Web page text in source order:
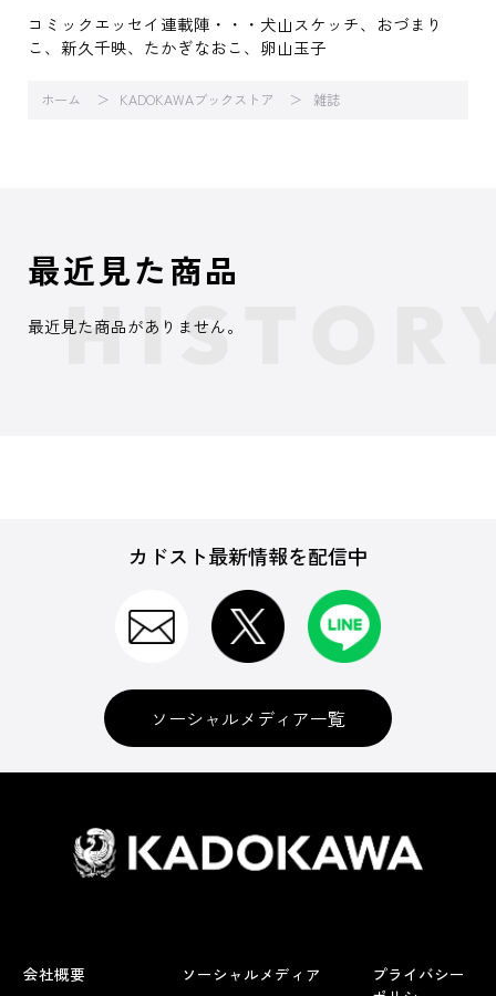
コミックエッセイ連載陣・・・犬山スケッチ、おづまり
こ、新久千映、たかぎなおこ、卵山玉子
ホーム KADOKAWAブックストア 雑誌
最近見た商品
最近見た商品がありません。
カドスト最新情報を配信中
ソーシャルメディア一覧
会社概要 ソーシャルメディア
プライバシー